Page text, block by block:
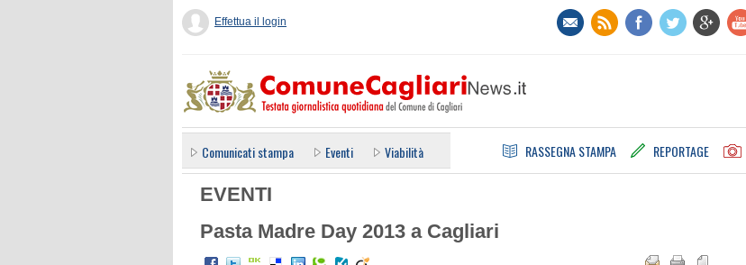
Effettua il login
Comunicati stampa Eventi Viabilità RASSEGNA STAMPA REPORTAGE
EVENTI
Pasta Madre Day 2013 a Cagliari